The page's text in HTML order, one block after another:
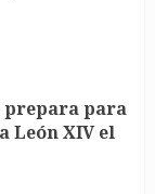
prepara para
León XIV el